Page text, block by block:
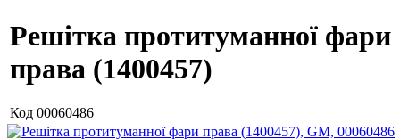
Решітка протитуманної фари
права (1400457)
Код 00060486